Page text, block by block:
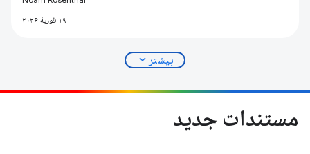
۱۹ فوریهٔ ۲۰۲۶
بیشتر expand_more
مستندات جدید